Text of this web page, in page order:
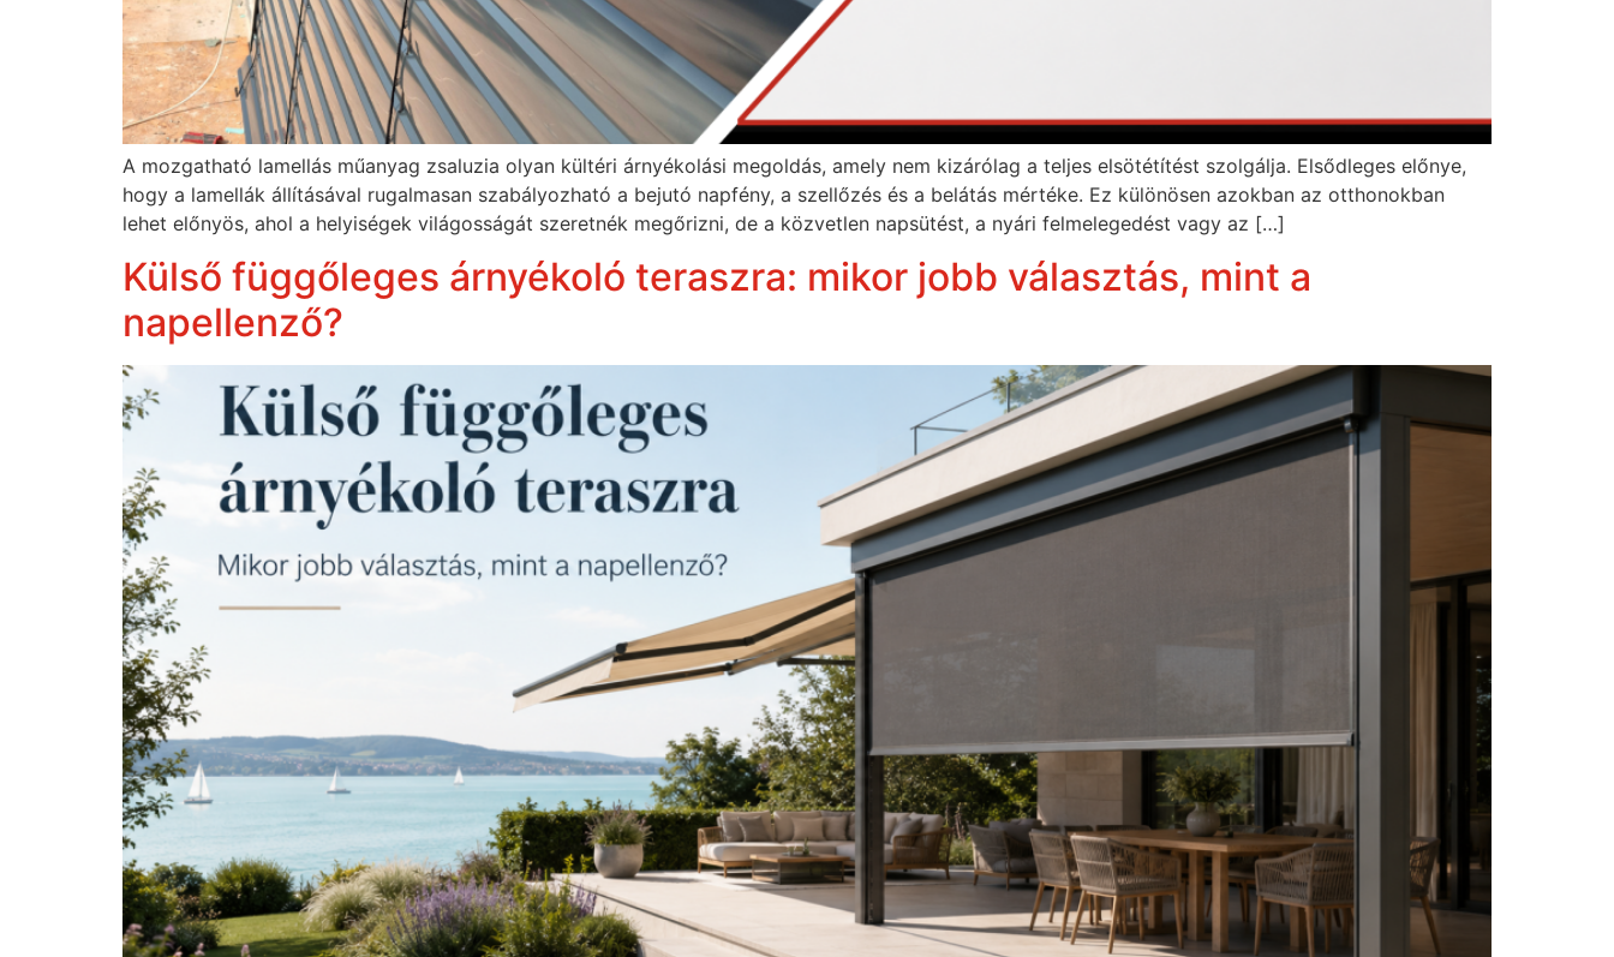
A mozgatható lamellás műanyag zsaluzia olyan kültéri árnyékolási megoldás, amely nem kizárólag a teljes elsötétítést szolgálja. Elsődleges előnye,
hogy a lamellák állításával rugalmasan szabályozható a bejutó napfény, a szellőzés és a belátás mértéke. Ez különösen azokban az otthonokban
lehet előnyös, ahol a helyiségek világosságát szeretnék megőrizni, de a közvetlen napsütést, a nyári felmelegedést vagy az […]
Külső függőleges árnyékoló teraszra: mikor jobb választás, mint a
napellenző?